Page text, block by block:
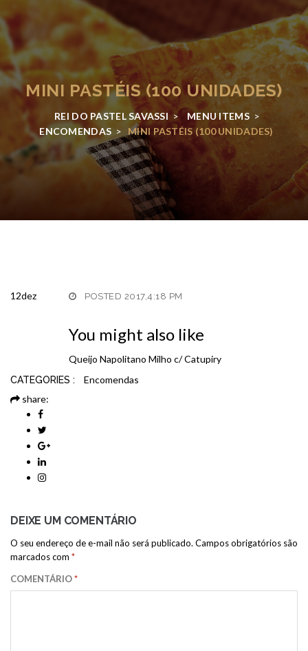
MINI PASTÉIS (100 UNIDADES)
REI DO PASTEL SAVASSI > MENU ITEMS >
ENCOMENDAS > MINI PASTÉIS (100 UNIDADES)
12dez POSTED 2017,4:18 PM
You might also like
Queijo Napolitano Milho c/ Catupiry
CATEGORIES :
Encomendas
share:
DEIXE UM COMENTÁRIO
O seu endereço de e-mail não será publicado. Campos obrigatórios são
marcados com *
COMENTÁRIO*